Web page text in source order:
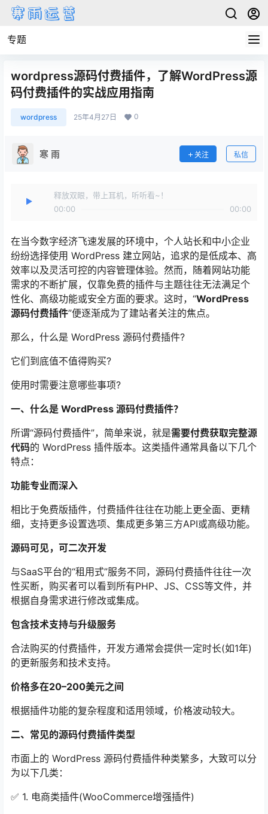
专题
wordpress源码付费插件，了解WordPress源
码付费插件的实战应用指南
wordpress 25年4月27日 0
寒 雨 关注 私信
释放双眼，带上耳机，听听看~！
00:00
00:00
在当今数字经济飞速发展的环境中，个人站长和中小企业
纷纷选择使用 WordPress 建立网站，追求的是低成本、高
效率以及灵活可控的内容管理体验。然而，随着网站功能
需求的不断扩展，仅靠免费的插件与主题往往无法满足个
性化、高级功能或安全方面的要求。这时，“WordPress
源码付费插件”便逐渐成为了建站者关注的焦点。
那么，什么是 WordPress 源码付费插件?
它们到底值不值得购买?
使用时需要注意哪些事项?
一、什么是 WordPress 源码付费插件？
所谓“源码付费插件”，简单来说，就是需要付费获取完整源
代码的 WordPress 插件版本。这类插件通常具备以下几个
特点：
功能专业而深入
相比于免费版插件，付费插件往往在功能上更全面、更精
细，支持更多设置选项、集成更多第三方API或高级功能。
源码可见，可二次开发
与SaaS平台的“租用式”服务不同，源码付费插件往往一次
性买断，购买者可以看到所有PHP、JS、CSS等文件，并
根据自身需求进行修改或集成。
包含技术支持与升级服务
合法购买的付费插件，开发方通常会提供一定时长(如1年)
的更新服务和技术支持。
价格多在20–200美元之间
根据插件功能的复杂程度和适用领域，价格波动较大。
二、常见的源码付费插件类型
市面上的 WordPress 源码付费插件种类繁多，大致可以分
为以下几类：
✅ 1. 电商类插件(WooCommerce增强插件)